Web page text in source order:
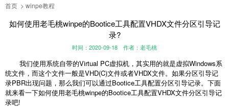
首页 winpe教程
如何使用老毛桃winpe的Bootice工具配置VHDX文件分区引导记
录?
时间：2020-09-18 作者：老毛桃
我们使用系统自带的Virtual PC虚拟机，其实用的就是虚拟Windows系
统文件，而这个文件一般是VHD(C)文件或者VHDX文件。如果分区引导记
录PBR出现问题，那么我们可以通过Bootice工具配置分区引导记录。下面
就来看一下如何使用老毛桃winpe的Bootice工具配置VHDX文件分区引导记
录吧!